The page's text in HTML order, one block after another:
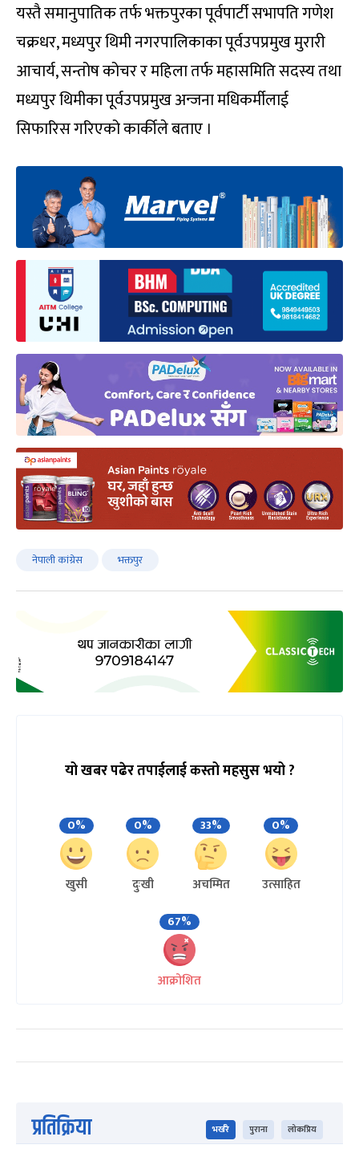
यस्तै समानुपातिक तर्फ भक्तपुरका पूर्वपार्टी सभापति गणेश
चक्रधर, मध्यपुर थिमी नगरपालिकाका पूर्वउपप्रमुख मुरारी
आचार्य, सन्तोष कोचर र महिला तर्फ महासमिति सदस्य तथा
मध्यपुर थिमीका पूर्वउपप्रमुख अन्जना मधिकर्मीलाई
सिफारिस गरिएको कार्कीले बताए ।
नेपाली कांग्रेस भक्तपुर
यो खबर पढेर तपाईलाई कस्तो महसुस भयो ?
0%
खुसी
0%
दुःखी
33%
अचम्मित
0%
उत्साहित
67%
आक्रोशित
प्रतिक्रिया भर्खरै पुराना लोकप्रिय